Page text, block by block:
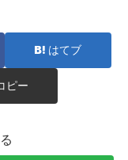
はてブ
ピー